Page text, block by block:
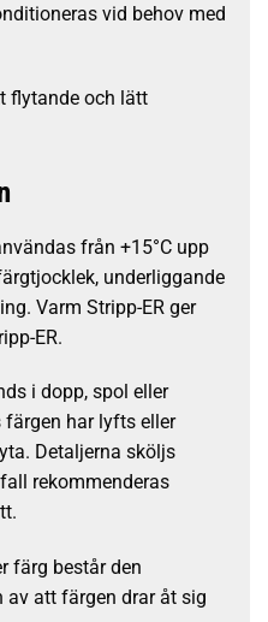
vid behov med
flytande och lätt
från +15°C upp
underliggande
Varm Stripp-ER ger
ER.
i dopp, spol eller
har lyfts eller
Detaljerna sköljs
rekommenderas
färg består den
att färgen drar åt sig